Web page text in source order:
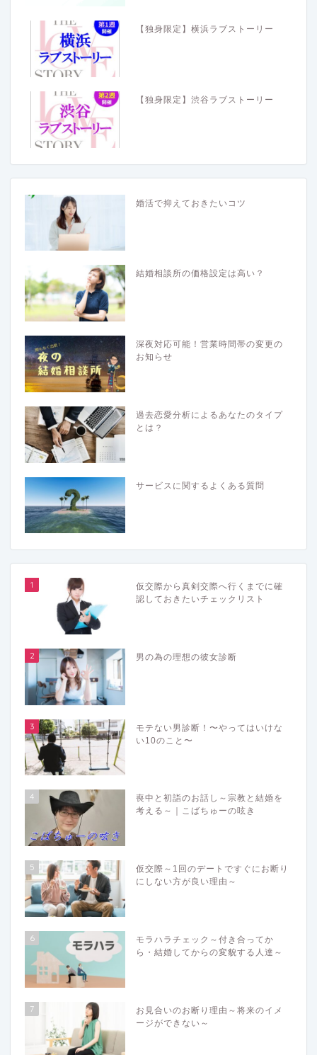
【独身限定】横浜ラブストーリー
【独身限定】渋谷ラブストーリー
婚活で抑えておきたいコツ
結婚相談所の価格設定は高い？
深夜対応可能！営業時間帯の変更の
お知らせ
過去恋愛分析によるあなたのタイプ
とは？
サービスに関するよくある質問
1
仮交際から真剣交際へ行くまでに確
認しておきたいチェックリスト
2 男の為の理想の彼女診断
3
モテない男診断！〜やってはいけな
い10のこと〜
4
喪中と初詣のお話し～宗教と結婚を
考える～｜こばちゅーの呟き
5
仮交際～1回のデートですぐにお断り
にしない方が良い理由～
6
モラハラチェック～付き合ってか
ら・結婚してからの変貌する人達～
7
お見合いのお断り理由～将来のイメ
ージができない～